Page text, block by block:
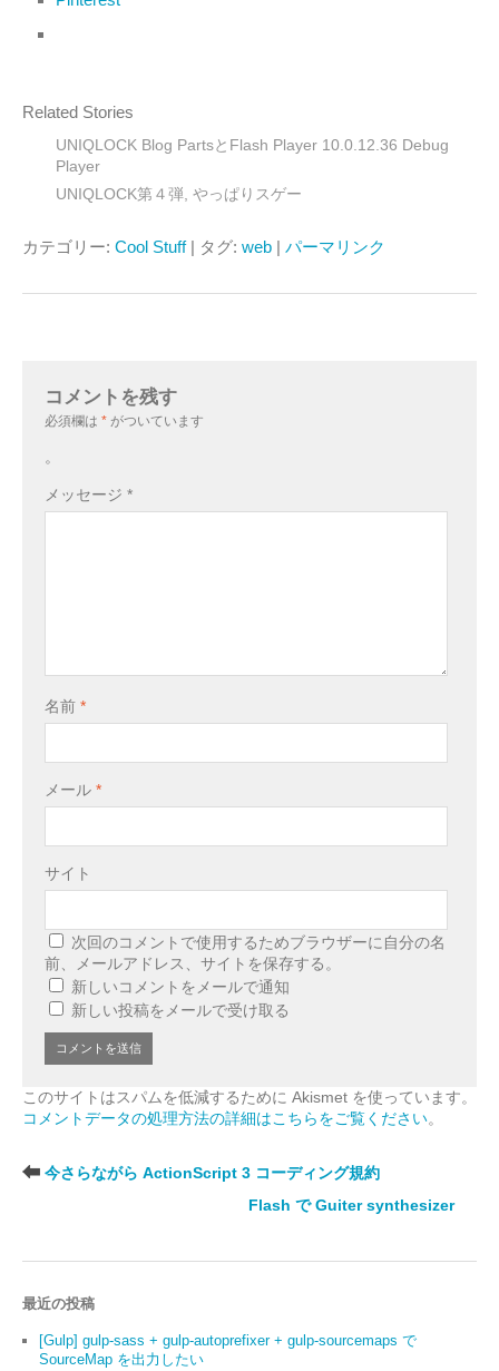
Related Stories
UNIQLOCK Blog PartsとFlash Player 10.0.12.36 Debug
Player
UNIQLOCK第４弾, やっぱりスゲー
カテゴリー: Cool Stuff| タグ: web | パーマリンク
コメントを残す
必須欄は * がついています
。
メッセージ *
名前 *
メール *
サイト
次回のコメントで使用するためブラウザーに自分の名
前、メールアドレス、サイトを保存する。
新しいコメントをメールで通知
新しい投稿をメールで受け取る
このサイトはスパムを低減するために Akismet を使っています。
コメントデータの処理方法の詳細はこちらをご覧ください。
今さらながら ActionScript 3 コーディング規約
Flash で Guiter synthesizer
最近の投稿
[Gulp] gulp-sass + gulp-autoprefixer + gulp-sourcemaps で
SourceMap を出力したい